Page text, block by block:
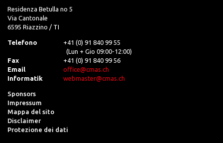
Residenza Betulla no 5
Via Cantonale
6595 Riazzino / TI
Telefono
+41 (0) 91 840 99 55
(Lun + Gio 09:00-12:00)
Fax
+41 (0) 91 840 99 56
Email
office@cmas.ch
Informatik
webmaster@cmas.ch
Sponsors
Impressum
Mappa del sito
Disclaimer
Protezione dei dati